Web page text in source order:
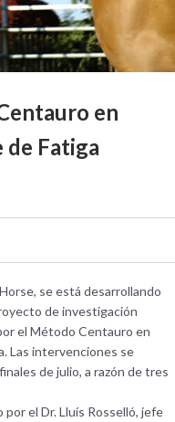
en
de Fatiga
se está desarrollando
de investigación
el Método Centauro en
Las intervenciones se
de julio, a razón de tres
el Dr. Lluís Rosselló, jefe